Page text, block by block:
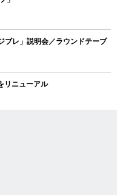
レ」説明会／ラウンドテーブ
リニューアル